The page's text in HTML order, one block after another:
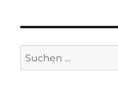
Suchen
nach: